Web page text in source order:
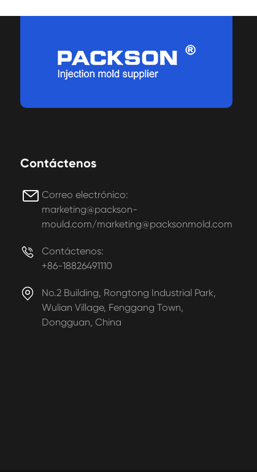
Contáctenos
 Correo electrónico:
marketing@packson-
mould.com/marketing@packsonmold.com

Contáctenos:
+86-18826491110

No.2 Building, Rongtong Industrial Park,
Wulian Village, Fenggang Town,
Dongguan, China